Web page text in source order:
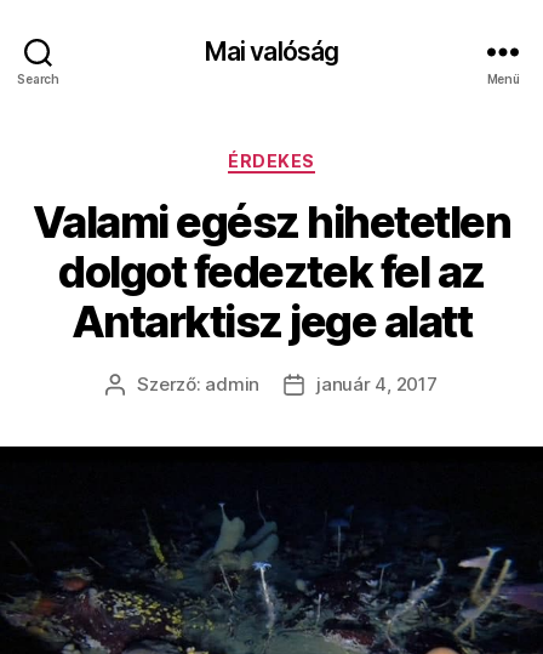
Search
Mai valóság
Menü
Kategóriák
ÉRDEKES
Valami egész hihetetlen
dolgot fedeztek fel az
Antarktisz jege alatt
Bejegyzés
Szerző: admin
Bejegyzés
január 4, 2017